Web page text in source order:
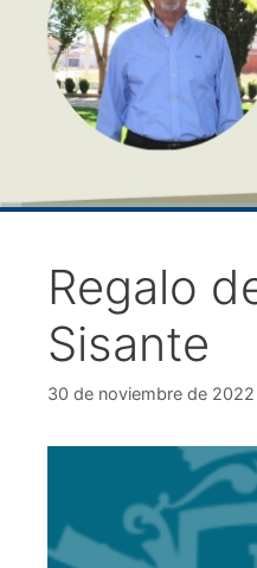
Regalo
Sisante
30 de noviembre de 2022